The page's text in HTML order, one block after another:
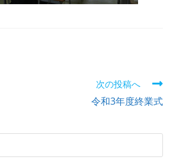
次の投稿へ
令和3年度終業式